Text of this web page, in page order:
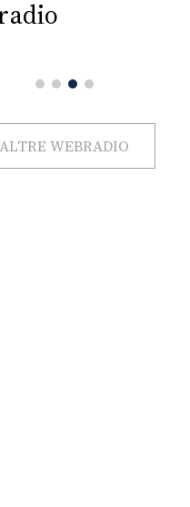
ALTRE WEBRADIO